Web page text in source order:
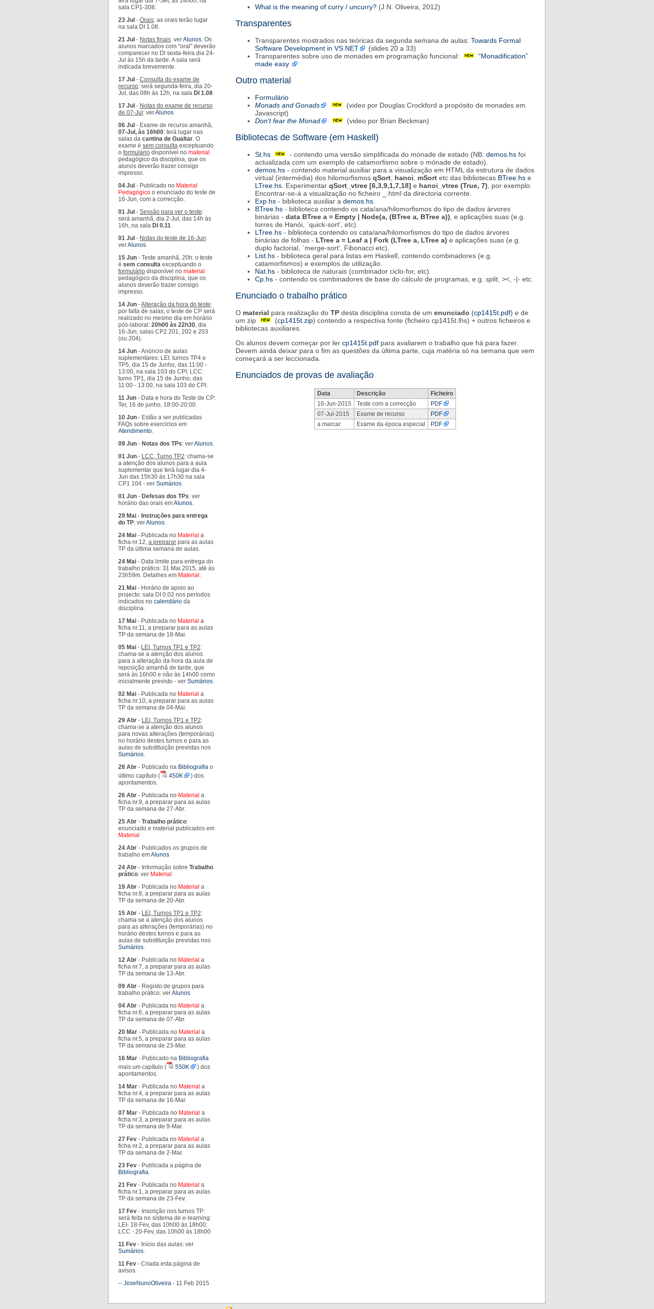
sala CP1-308.
23 Jul - Orais: as orais terão lugar
na sala DI 1.08.
21 Jul - Notas finais: verAlunos. Os
alunos marcados com "oral" deverão
comparecer no DI sexta-feira dia 24-
Jul às 15h da tarde. A sala será
indicada brevemente.
17 Jul - Consulta do exame de
recurso: será segunda-feira, dia 20-
Jul, das 08h às 12h, na sala DI 1.08.
17 Jul - Notas do exame de recurso
de 07-Jul : verAlunos
06 Jul - Exame de recurso amanhã,
07-Jul, às 16h00: terá lugar nas
salas da cantina de Gualtar. O
exame é sem consulta exceptuando
o formulário disponível no material
pedagógico da disciplina, que os
alunos deverão trazer consigo
impresso.
04 Jul - Publicado no Material
Pedagógico o enunciado do teste de
16-Jun, com a correcção.
01 Jul - Sessão para ver o teste:
será amanhã, dia 2-Jul, das 14h às
16h, na sala DI 0.11.
01 Jul - Notas do teste de 16-Jun:
verAlunos
15 Jun - Teste amanhã, 20h: o teste
é sem consulta exceptuando o
formulário disponível no material
pedagógico da disciplina, que os
alunos deverão trazer consigo
impresso.
14 Jun -Alteração da hora do teste:
por falta de salas, o teste de CP será
realizado no mesmo dia em horário
pós-laboral: 20h00 às 22h30, dia
16-Jun, salas CP2 201, 202 e 203
(ou 204).
14 Jun - Anúncio de aulas
suplementares: LEI: turnos TP4 e
TP5, dia 15 de Junho, das 11:00 -
13:00, na sala 103 do CPI; LCC:
turno TP1, dia 15 de Junho, das
11:00 - 13:00, na sala 103 do CPI.
11 Jun - Data e hora do Teste de CP:
Ter, 16 de junho, 18:00-20:00.
10 Jun - Estão a ser publicadas
FAQs sobre exercícios em
Atendimento.
09 Jun - Notas dos TPs: verAlunos.
01 Jun - LCC, Turno TP2: chama-se
a atenção dos alunos para a aula
suplementar que terá lugar dia 4-
Jun das 15h30 às 17h30 na sala
CP1 104 - ver Sumários.
01 Jun - Defesas dos TPs: ver
horário das orais emAlunos.
29 Mai - Instruções para entrega
do TP: verAlunos.
24 Mai - Publicada no Material a
ficha nr.12, a preparar para as aulas
TP da última semana de aulas.
24 Mai - Data limite para entrega do
trabalho prático: 31 Mai 2015, até às
23h59m. Detalhes em Material .
21 Mai - Horário de apoio ao
projecto: sala DI 0.02 nos períodos
indicados no calendário da
disciplina.
17 Mai - Publicada no Material a
ficha nr.11, a preparar para as aulas
TP da semana de 18-Mai.
05 Mai - LEI, Turnos TP1 e TP2:
chama-se a atenção dos alunos
para a alteração da hora da aula de
reposição amanhã de tarde, que
será às 16h00 e não às 14h00 como
inicialmente previsto - ver Sumários.
02 Mai - Publicada no Material a
ficha nr.10, a preparar para as aulas
TP da semana de 04-Mai.
29 Abr - LEI, Turnos TP1 e TP2:
chama-se a atenção dos alunos
para novas alterações (temporárias)
no horário destes turnos e para as
aulas de substituição previstas nos
Sumários.
28 Abr - Publicado na Bibliografia o
último capítulo (
450K
) dos
apontamentos.
26 Abr - Publicada no Material a
ficha nr.9, a preparar para as aulas
TP da semana de 27-Abr.
25 Abr - Trabalho prático:
enunciado e material publicados em
Material
24 Abr - Publicados os grupos de
trabalho emAlunos
24 Abr - Informação sobre Trabalho
prático: ver Material
19 Abr - Publicada no Material a
ficha nr.8, a preparar para as aulas
TP da semana de 20-Abr.
15 Abr - LEI, Turnos TP1 e TP2:
chama-se a atenção dos alunos
para as alterações (temporárias) no
horário destes turnos e para as
aulas de substituição previstas nos
Sumários.
12 Abr - Publicada no Material a
ficha nr.7, a preparar para as aulas
TP da semana de 13-Abr.
09 Abr - Registo de grupos para
trabalho prático: verAlunos
04 Abr - Publicada no Material a
ficha nr.6, a preparar para as aulas
TP da semana de 07-Abr.
20 Mar - Publicada no Material a
ficha nr.5, a preparar para as aulas
TP da semana de 23-Mar.
16 Mar - Publicado na Bibliografia
mais um capítulo (
550K
) dos
apontamentos.
14 Mar - Publicada no Material a
ficha nr.4, a preparar para as aulas
TP da semana de 16-Mar.
07 Mar - Publicada no Material a
ficha nr.3, a preparar para as aulas
TP da semana de 9-Mar.
27 Fev - Publicada no Material a
ficha nr.2, a preparar para as aulas
TP da semana de 2-Mar.
23 Fev - Publicada a página de
Bibliografia.
21 Fev - Publicada no Material a
ficha nr.1, a preparar para as aulas
TP da semana de 23-Fev.
17 Fev - Inscrição nos turnos TP:
será feita no sistema de e-learning:
LEI- 18-Fev, das 10h00 às 18h00;
LCC - 20-Fev, das 10h00 às 18h00
11 Fev - Início das aulas: ver
Sumários.
11 Fev - Criada esta página de
avisos.
-- JoseNunoOliveira - 11 Feb 2015
What is the meaning of curry / uncurry? (J.N. Oliveira, 2012)
Transparentes
Transparentes mostrados nas teóricas da segunda semana de aulas: Towards Formal
Software Development in VS.NET
(slides 20 a 33)
Transparentes sobre uso de monades em programação funcional:
“Monadification”
made easy
Outro material
Formulário
Monads and Gonads
(video por Douglas Crockford a propósito de monades em
Javascript)
Don't fear the Monad
(video por Brian Beckman)
Bibliotecas de Software (em Haskell)
St.hs - contendo uma versão simplificada do mónade de estado (NB: demos.hs foi
actualizada com um exemplo de catamorfismo sobre o mónade de estado).
demos.hs - contendo material auxiliar para a visualização em HTML da estrutura de dados
virtual (intermédia) dos hilomorfismos qSort hanoi mSort etc das bibliotecas BTree.hs e
LTree.hs . Experimentar qSort_vtree [6,3,9,1,7,18] e hanoi_vtree (True, 7) , por exemplo.
Encontrar-se-á a visualização no ficheiro _.html da directoria corrente.
Exp.hs - biblioteca auxiliar a demos.hs
BTree.hs - biblioteca contendo os cata/ana/hilomorfismos do tipo de dados árvores
binárias - data BTree a = Empty | Node(a, (BTree a, BTree a)) , e aplicações suas (e.g.
torres de Hanói, `quick-sort', etc).
LTree.hs - biblioteca contendo os cata/ana/hilomorfismos do tipo de dados árvores
binárias de folhas - LTree a = Leaf a | Fork (LTree a, LTree a) e aplicações suas (e.g.
duplo factorial, `merge-sort', Fibonacci etc).
List.hs - biblioteca geral para listas em Haskell, contendo combinadores (e.g.
catamorfismos) e exemplos de utilização.
Nat.hs - biblioteca de naturais (combinador ciclo-for, etc).
Cp.hs - contendo os combinadores de base do cálculo de programas, e.g. split, >< -|- etc.
Enunciado o trabalho prático
O material para realização do TP desta disciplina consta de um enunciado (cp1415t.pdf) e de
um zip
(cp1415t.zip) contendo a respectiva fonte (ficheiro cp1415t.lhs) + outros ficheiros e
bibliotecas auxiliares.
Os alunos devem começar por ler cp1415t.pdf para avaliarem o trabalho que há para fazer.
Devem ainda deixar para o fim as questões da última parte, cuja matéria só na semana que vem
começará a ser leccionada.
Enunciados de provas de avaliação
Data Descrição
Ficheiro
16-Jun-2015
Teste com a correcção
PDF
07-Jul-2015
Exame de recurso
PDF
a marcar
Exame da época especial PDF
-